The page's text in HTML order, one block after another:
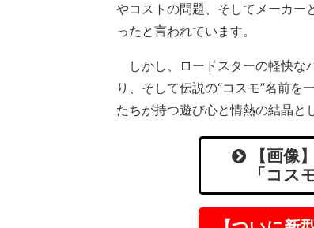
やコストの問題、そしてメーカー
ったと言われています。
しかし、ロードスターの軽快な
り、そして伝説の“コスモ”名前
たちが持つ遊び心と情熱の結晶と
【画像
「コス